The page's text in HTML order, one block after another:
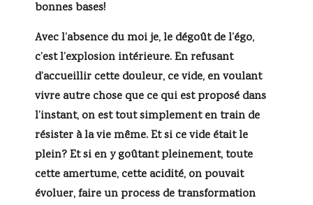
bonnes bases!
Avec l’absence du moi je, le dégoût de l’égo,
c’est l’explosion intérieure. En refusant
d’accueillir cette douleur, ce vide, en voulant
vivre autre chose que ce qui est proposé dans
l’instant, on est tout simplement en train de
résister à la vie même. Et si ce vide était le
plein? Et si en y goûtant pleinement, toute
cette amertume, cette acidité, on pouvait
évoluer, faire un process de transformation